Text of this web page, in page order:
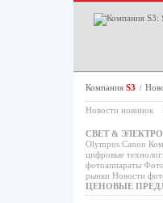
Компания S3 /
Новости новинок
СВЕТ & ЭЛЕКТРО
Olympus Canon
цифровые
фотоаппараты
рынки Новости
ЦЕНОВЫЕ